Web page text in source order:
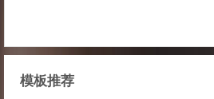
模板推荐